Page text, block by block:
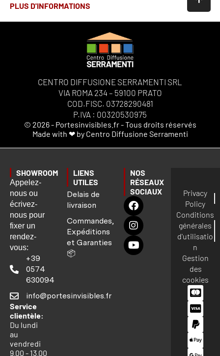
PLUS D'INFORMATIONS
CENTRO DIFFUSIONE SERRAMENTI SRL
VIA ROMA 234 – 59100 PRATO
COD.FISC. 03728290481
P.IVA : 00320530975
© 2026 - Portesinvisibles.fr - Tous droits réservés
Made with ❤ by Centro Diffusione Serramenti
SHOWROOM
Appelez-
nous ou
écrivez-
nous pour
fixer un
rendez-
vous:
+39
0574
630094
info@portesinvisibles.fr
Service
clientèle:
Du lundi
au
vendredi
9.00 - 13.00
LIENS
UTILES
Delais de
livraison
Commandes,
Expéditions
et Garanties
📦
NOS
RÉSEAUX
SOCIAUX
Privacy
Policy
Conditions
générales
d'utilisatio
n
Gestion
des
cookies